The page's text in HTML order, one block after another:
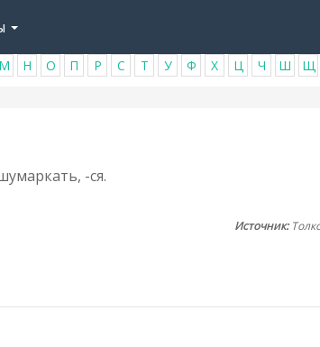
М Н О П Р С Т У Ф Х Ц Ч Ш Щ
-ся.
Источник: